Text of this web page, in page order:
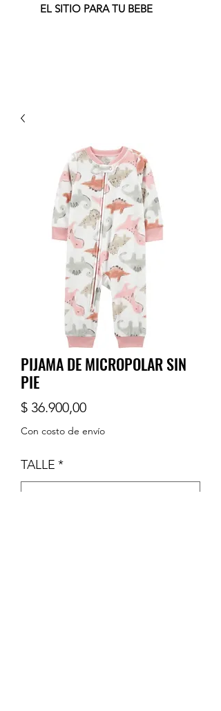
EL SITIO PARA TU BEBE
PIJAMA DE MICROPOLAR SIN
PIE
$ 36.900,00Precio
Con costo de envío
TALLE *